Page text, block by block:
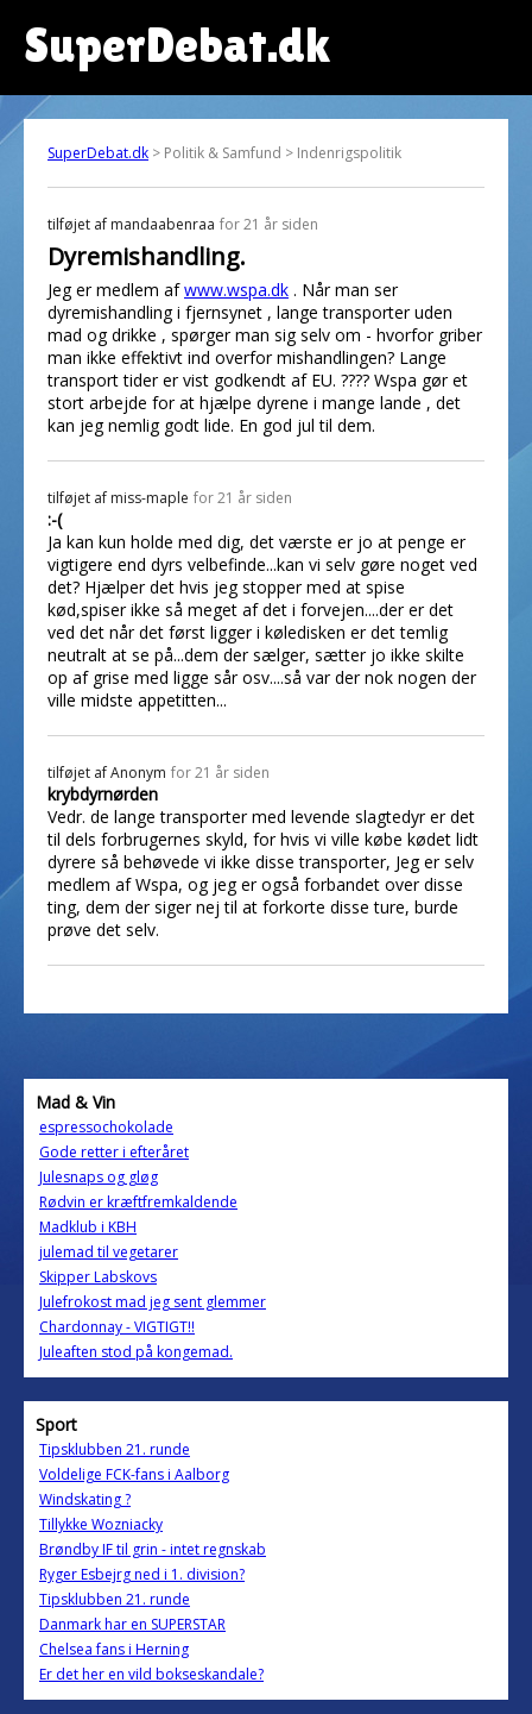
SuperDebat.dk
SuperDebat.dk > Politik & Samfund > Indenrigspolitik
tilføjet af mandaabenraa for 21 år siden
Dyremishandling.
Jeg er medlem afwww.wspa.dk . Når man ser
dyremishandling i fjernsynet , lange transporter uden
mad og drikke , spørger man sig selv om - hvorfor griber
man ikke effektivt ind overfor mishandlingen? Lange
transport tider er vist godkendt af EU. ???? Wspa gør et
stort arbejde for at hjælpe dyrene i mange lande , det
kan jeg nemlig godt lide. En god jul til dem.
tilføjet af miss-maple for 21 år siden
:-(
Ja kan kun holde med dig, det værste er jo at penge er
vigtigere end dyrs velbefinde...kan vi selv gøre noget ved
det? Hjælper det hvis jeg stopper med at spise
kød,spiser ikke så meget af det i forvejen....der er det
ved det når det først ligger i køledisken er det temlig
neutralt at se på...dem der sælger, sætter jo ikke skilte
op af grise med ligge sår osv....så var der nok nogen der
ville midste appetitten...
tilføjet afAnonym for 21 år siden
krybdyrnørden
Vedr. de lange transporter med levende slagtedyr er det
til dels forbrugernes skyld, for hvis vi ville købe kødet lidt
dyrere så behøvede vi ikke disse transporter, Jeg er selv
medlem af Wspa, og jeg er også forbandet over disse
ting, dem der siger nej til at forkorte disse ture, burde
prøve det selv.
Mad & Vin
espressochokolade
Gode retter i efteråret
Julesnaps og gløg
Rødvin er kræftfremkaldende
Madklub i KBH
julemad til vegetarer
Skipper Labskovs
Julefrokost mad jeg sent glemmer
Chardonnay - VIGTIGT!!
Juleaften stod på kongemad.
Sport
Tipsklubben 21. runde
Voldelige FCK-fans i Aalborg
Windskating ?
Tillykke Wozniacky
Brøndby IF til grin - intet regnskab
Ryger Esbejrg ned i 1. division?
Tipsklubben 21. runde
Danmark har en SUPERSTAR
Chelsea fans i Herning
Er det her en vild bokseskandale?